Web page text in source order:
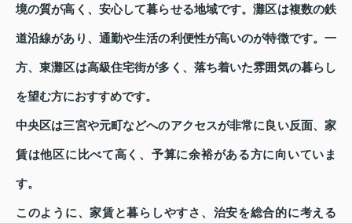
境の質が高く、安心して暮らせる地域です。灘区は複数の鉄
道沿線があり、通勤や生活の利便性が高いのが特徴です。一
方、東灘区は高級住宅街が多く、落ち着いた雰囲気の暮らし
を望む方におすすめです。
中央区は三宮や元町などへのアクセスが非常に良い反面、家
賃は他区に比べて高く、予算に余裕がある方に向いていま
す。
このように、家賃と暮らしやすさ、治安を総合的に考える